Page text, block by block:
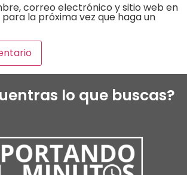
correo electrónico y sitio web en
la próxima vez que haga un
lo que buscas?